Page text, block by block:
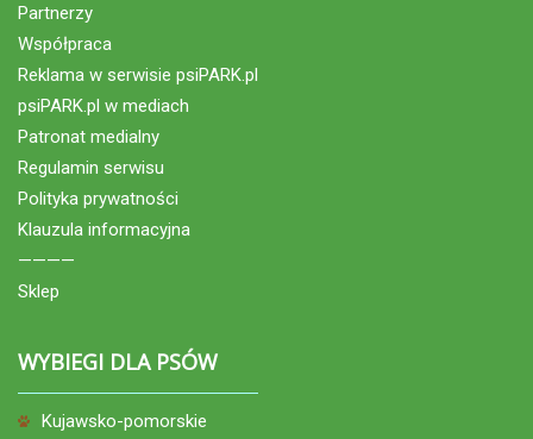
Partnerzy
Współpraca
Reklama w serwisie psiPARK.pl
psiPARK.pl w mediach
Patronat medialny
Regulamin serwisu
Polityka prywatności
Klauzula informacyjna
————
Sklep
WYBIEGI DLA PSÓW
Kujawsko-pomorskie